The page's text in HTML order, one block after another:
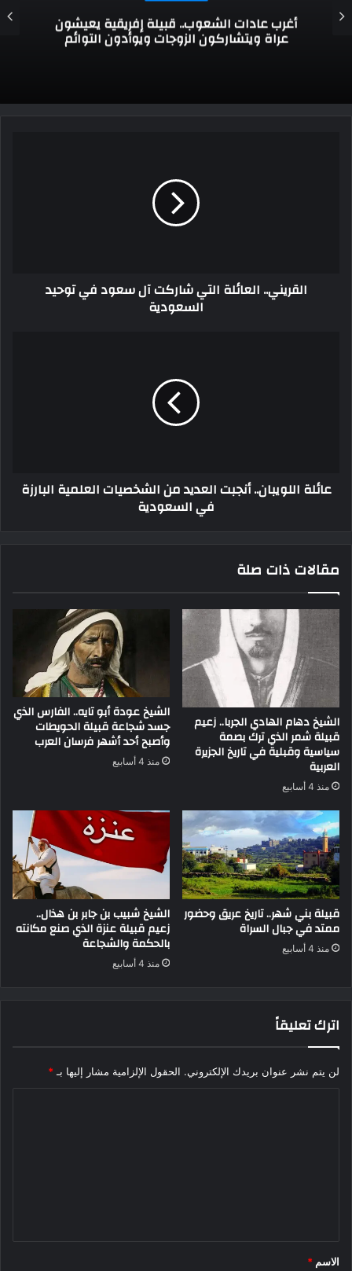
الجلسات العرفية عند القبائل الجزائرية.. ما هو دور
الشيوخ والقادة؟
القريني.. العائلة التي شاركت آل سعود في توحيد
السعودية
عائلة اللويبان.. أنجبت العديد من الشخصيات العلمية البارزة
في السعودية
مقالات ذات صلة
الشيخ دهام الهادي الجربا.. زعيم
قبيلة شمر الذي ترك بصمة
سياسية وقبلية في تاريخ الجزيرة
العربية
منذ 4 أسابيع
الشيخ عودة أبو تايه.. الفارس الذي
جسد شجاعة قبيلة الحويطات
وأصبح أحد أشهر فرسان العرب
منذ 4 أسابيع
قبيلة بني شهر.. تاريخ عريق وحضور
ممتد في جبال السراة
منذ 4 أسابيع
الشيخ شبيب بن جابر بن هذال..
زعيم قبيلة عنزة الذي صنع مكانته
بالحكمة والشجاعة
منذ 4 أسابيع
اترك تعليقاً
لن يتم نشر عنوان بريدك الإلكتروني. الحقول الإلزامية مشار إليها بـ *
*
الاسم *